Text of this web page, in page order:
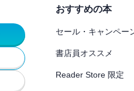
おすすめの本
セール・キャンペー
書店員オススメ
Reader Store 限定